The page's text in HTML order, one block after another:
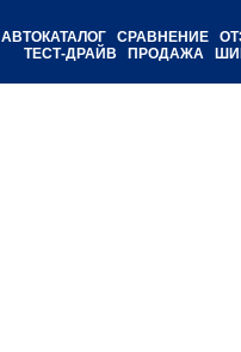
АВТОКАТАЛОГ СРАВНЕНИЕ
ТЕСТ-ДРАЙВ
ПРОДАЖА